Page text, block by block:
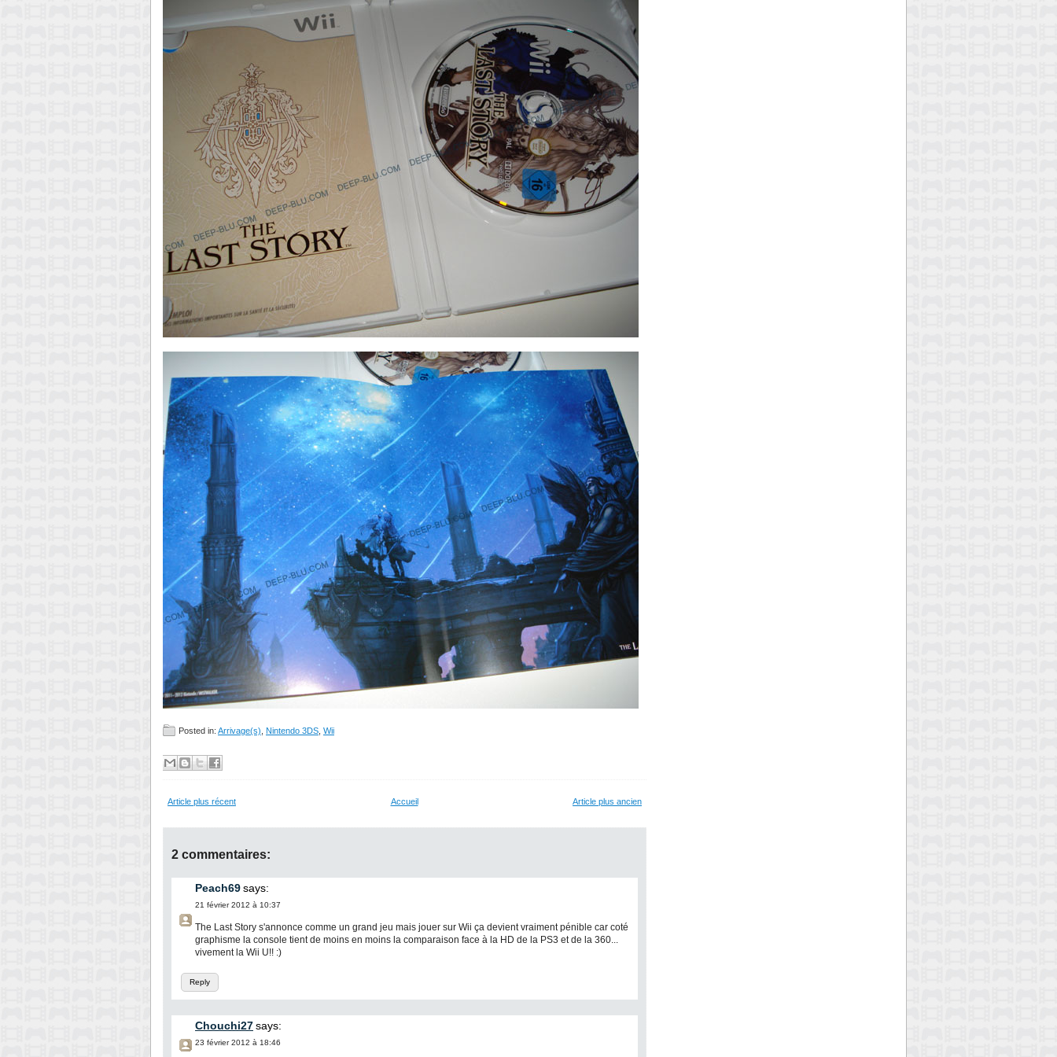
Posted in: Arrivage(s) Nintendo 3DS Wii
Article plus récent Article plus ancien
Accueil
2 commentaires:
Peach69says:
21 février 2012 à 10:37
Reply
The Last Story s'annonce comme un grand jeu mais jouer sur Wii ça devient vraiment pénible car coté
graphisme la console tient de moins en moins la comparaison face à la HD de la PS3 et de la 360...
vivement la Wii U!! :)
Chouchi27says:
23 février 2012 à 18:46